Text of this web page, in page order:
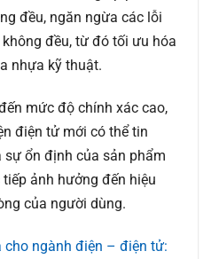
đều, ngăn ngừa các lỗi
đều, từ đó tối ưu hóa
nhựa kỹ thuật.
mức độ chính xác cao,
điện tử mới có thể tin
ổn định của sản phẩm
ảnh hưởng đến hiệu
của người dùng.
ngành điện – điện tử: